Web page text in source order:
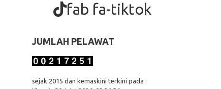
fab fa-tiktok
JUMLAH PELAWAT
sejak 2015 dan kemaskini terkini pada :